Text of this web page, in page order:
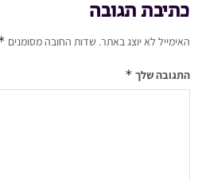
כתיבת תגובה
האימייל לא יוצג באתר. שדות החובה מסומנים
התגובה שלך *